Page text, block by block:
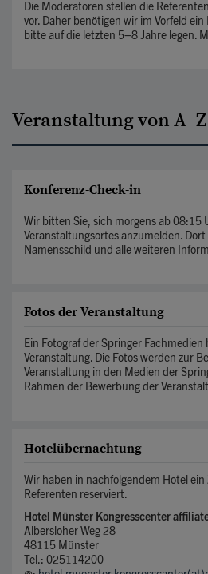
Die Moderatoren stellen die
vor. Daher benötigen wir im Vorfeld
bitte auf die letzten 5–8 Jahre legen.
Veranstaltung von A–Z
Konferenz-Check-in
Wir bitten Sie, sich morgens ab 08:15
Veranstaltungsortes anzumelden.
Namensschild und alle weiteren
Fotos der Veranstaltung
Ein Fotograf der Springer Fachmedien
Veranstaltung. Die Fotos werden zur
Veranstaltung in den Medien der
Rahmen der Bewerbung der
Hotelübernachtung
Wir haben in nachfolgendem Hotel
Referenten reserviert.
Hotel Münster Kongresscenter
Albersloher Weg 28
48115 Münster
Tel.: 025114200